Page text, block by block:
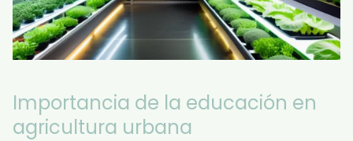
Importancia de la educación en
agricultura urbana